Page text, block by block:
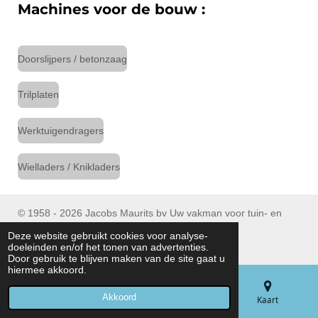
Deze website gebruikt cookies voor analyse-
doeleinden en/of het tonen van advertenties.
Door gebruik te blijven maken van de site gaat u
hiermee akkoord.
Akkoord
Machines voor de bouw :
Doorslijpers / betonzaag
Trilplaten
Werktuigendragers
Wielladers / Knikladers
© 1958 - 2026 Jacobs Maurits bv Uw vakman voor tuin- en
Tel : (+32) 053/ 77 90 06
Telefoonnummer Kaart